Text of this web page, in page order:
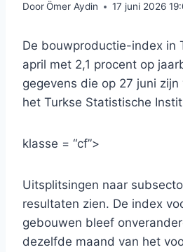
DoorÖmer Aydin 17 juni 2026
De bouwproductie-index in
april met 2,1 procent op
gegevens die op 27 juni
het Turkse Statistische
klasse = “cf”>
Uitsplitsingen naar
resultaten zien. De index
gebouwen bleef
dezelfde maand van het